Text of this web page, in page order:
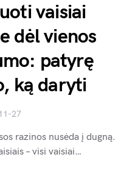
vaisiai
dėl vienos
patyrę
ką daryti
27
razinos nusėda į dugną.
– visi vaisiai…